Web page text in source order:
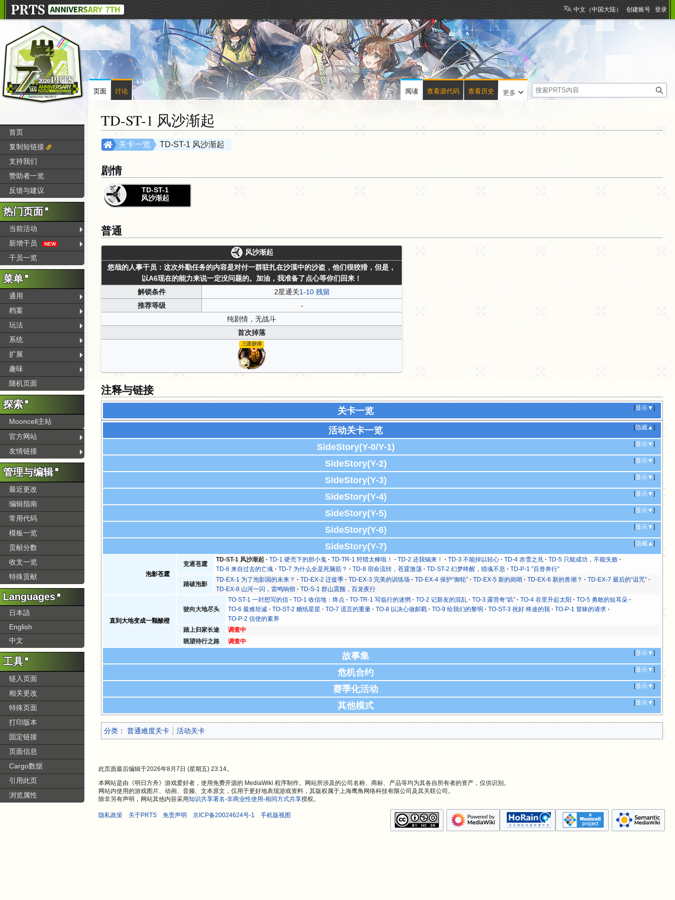
TD-ST-1 风沙渐起
跳
到
导
航
跳
到
搜
索
TD-ST-1 风沙渐起
关卡一览
剧情
TD-ST-1
风沙渐起
普通
风沙渐起
悠哉的人事干员：这次外勤任务的内容是对付一群驻扎在沙漠中的沙盗，他们很狡猾，但是，
以A6现在的能力来说一定没问题的。加油，我准备了点心等你们回来！
解锁条件
2星通关1-10 残留
推荐等级
-
纯剧情，无战斗
首次掉落
三星获得
注释与链接
[显示▼]
关卡一览
[隐藏▲ ]
活动关卡一览
[显示▼]
SideStory(Y-0/Y-1)
[显示▼]
SideStory(Y-2)
[显示▼]
SideStory(Y-3)
[显示▼]
SideStory(Y-4)
[显示▼]
SideStory(Y-5)
[显示▼]
SideStory(Y-6)
[隐藏▲ ]
SideStory(Y-7)
泡影苍霆
竞逐苍霆
TD-ST-1 风沙渐起 TD-1 硬壳下的胆小鬼 TD-TR-1 狩猎太棒啦！ TD-2 还我锅来！ TD-3 不能掉以轻心 TD-4 赤雪之兆
TD-5 只能成功，不能失败
TD-6 来自过去的亡魂
TD-7 为什么全是死脑筋？ TD-8 宿命流转，苍霆激荡 TD-ST-2 幻梦终醒，猎魂不息 TD-P-1 “百兽奔行”
踏破泡影
TD-EX-1 为了泡影国的未来？ TD-EX-2 迁徙季 TD-EX-3 完美的训练场 TD-EX-4 保护“御轮” TD-EX-5 新的岗哨 TD-EX-6 新的兽潮？
TD-EX-7 最后的“诅咒”
TD-EX-8 山河一闪，雷鸣响彻
TD-S-1 群山震颤，百龙夜行
直到大地变成一颗酸橙
驶向大地尽头
TO-ST-1 一封想写的信 TO-1 收信地：终点 TO-TR-1 写临行的迷惘 TO-2 记新友的混乱 TO-3 露营奇“叽” TO-4 谷里升起太阳
TO-5 勇敢的短耳朵
TO-6 最难坦诚
TO-ST-2 糖纸星星 TO-7 谎言的重量 TO-8 以决心做邮戳 TO-9 绘我们的黎明 TO-ST-3 祝好 终途的我
TO-P-1 冒昧的请求
TO-P-2 信使的素养
踏上归家长途
调查中
眺望待行之路
调查中
[显示▼]
故事集
[显示▼]
危机合约
[显示▼]
赛季化活动
[显示▼]
其他模式
分类 ：​ 普通难度关卡 活动关卡
中文（中国大陆） 创建账号 登录
页面 讨论 阅读 查看源代码 查看历史 更多
搜
索
首页
复制短链接
支持我们
赞助者一览
反馈与建议
热门页面
当前活动
新增干员
NEW
干员一览
菜单
通用
档案
玩法
系统
扩展
趣味
随机页面
探索
Mooncell主站
官方网站
友情链接
管理与编辑
最近更改
编辑指南
常用代码
模板一览
贡献分数
收支一览
特殊贡献
Languages
日本語
English
中文
工具
链入页面
相关更改
特殊页面
打印版本
固定链接
页面信息
Cargo数据
引用此页
浏览属性
此页面最后编辑于2026年8月7日 (星期五) 23:14。
本网站是由《明日方舟》游戏爱好者，使用免费开源的 MediaWiki 程序制作。网站所涉及的公司名称、商标、产品等均为其各自所有者的资产，仅供识别。
网站内使用的游戏图片、动画、音频、文本原文，仅用于更好地表现游戏资料，其版权属于上海鹰角网络科技有限公司及其关联公司。
除非另有声明，网站其他内容采用知识共享署名-非商业性使用-相同方式共享授权。
隐私政策 关于PRTS 免责声明 京ICP备20024624号-1 手机版视图